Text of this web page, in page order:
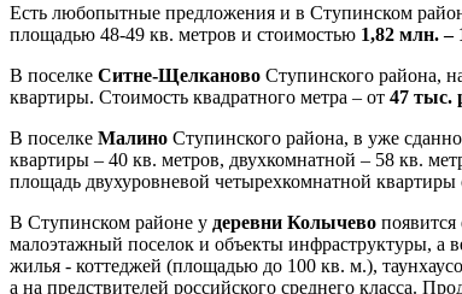
Есть любопытные предложения и в Ступинском
площадью 48-49 кв. метров и стоимостью 1,82 млн. –
В поселке Ситне-Щелканово Ступинского района,
квартиры. Стоимость квадратного метра – от 47 тыс.
В поселке Малино Ступинского района, в уже
квартиры – 40 кв. метров, двухкомнатной – 58 кв.
площадь двухуровневой четырехкомнатной квартиры
В Ступинском районе у деревни Колычево
малоэтажный поселок и объекты инфраструктуры, а
жилья - коттеджей (площадью до 100 кв. м.),
а на предствителей российского среднего класса.